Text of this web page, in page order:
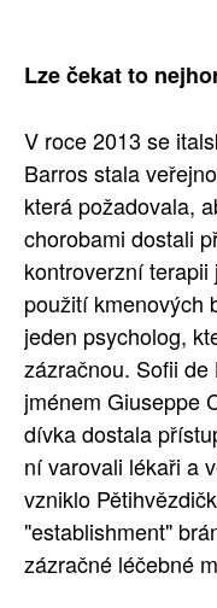
RUBRIKY
PLNÁ VERZE STRÁNEK
Lze čekat to
V roce 2013 se
Barros stala
která požadovala,
chorobami dostali
kontroverzní
použití kmenových
jeden psycholog,
zázračnou. Sofii
jménem Giuseppe
dívka dostala
ní varovali lékaři a
vzniklo
"establishment"
zázračné léčebné